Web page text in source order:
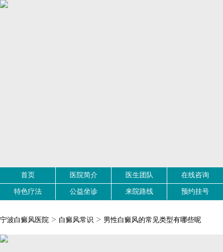
首页 医院简介 医生团队 在线咨询
特色疗法 公益坐诊 来院路线 预约挂号
宁波白癜风医院 > 白癜风常识 > 男性白癜风的常见类型有哪些呢